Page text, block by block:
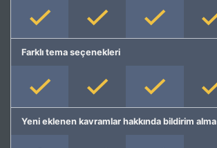
Farklı tema seçenekleri
Yeni eklenen kavramlar hakkında bildirim alma